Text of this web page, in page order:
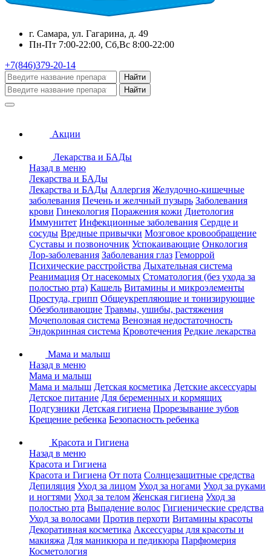
г. Самара, ул. Гагарина, д. 49
Пн-Пт 7:00-22:00, Сб,Вс 8:00-22:00
+7(846)379-20-14
Найти
Найти
Акции
Лекарства и БАДы
Назад в меню
Лекарства и БАДы
Лекарства и БАДы Аллергия Желудочно-кишечные
заболевания Печень и желчный пузырь Заболевания
крови Гинекология Поражения кожи Диетология
Иммунитет Инфекционные заболевания Сердце и
сосуды Вредные привычки Мозговое кровообращение
Суставы и позвоночник Успокаивающие Онкология
Лор-заболевания Заболевания глаз Геморрой
Психические расстройства Дыхательная система
Реанимация От насекомых Стоматология (без ухода за
полостью рта) Кашель Витамины и микроэлементы
Простуда, грипп Общеукрепляющие и тонизирующие
Обезболивающие Травмы, ушибы, растяжения
Мочеполовая система Венозная недостаточность
Эндокринная система Кровотечения Редкие лекарства
Мама и малыш
Назад в меню
Мама и малыш
Мама и малыш Детская косметика Детские аксессуары
Детское питание Для беременных и кормящих
Подгузники Детская гигиена Прорезывание зубов
Крещение ребенка Безопасность ребенка
Красота и Гигиена
Назад в меню
Красота и Гигиена
Красота и Гигиена От пота Солнцезащитные средства
Депиляция Уход за лицом Уход за ногами Уход за руками
и ногтями Уход за телом Женская гигиена Уход за
полостью рта Выпадение волос Гигиенические средства
Уход за волосами Против перхоти Витамины красоты
Декоративная косметика Аксессуары для красоты и
макияжа Для маникюра и педикюра Парфюмерия
Косметология